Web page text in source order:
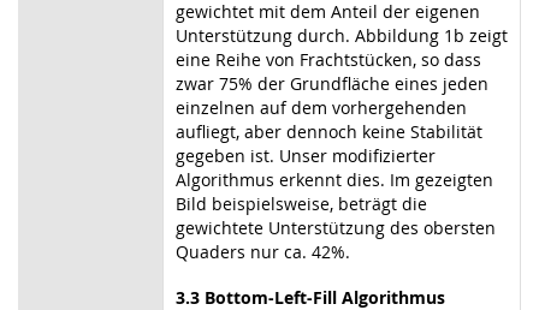
gewichtet mit dem Anteil der eigenen
Unterstützung durch. Abbildung 1b zeigt
eine Reihe von Frachtstücken, so dass
zwar 75% der Grundfläche eines jeden
einzelnen auf dem vorhergehenden
aufliegt, aber dennoch keine Stabilität
gegeben ist. Unser modifizierter
Algorithmus erkennt dies. Im gezeigten
Bild beispielsweise, beträgt die
gewichtete Unterstützung des obersten
Quaders nur ca. 42%.
3.3 Bottom-Left-Fill Algorithmus